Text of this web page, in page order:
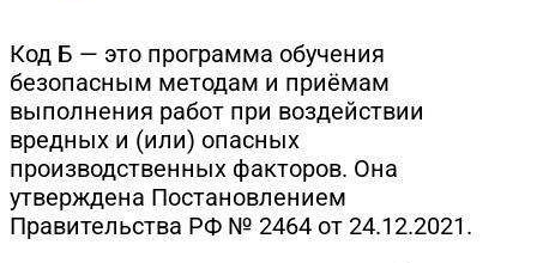
Код Б — это программа обучения
безопасным методам и приёмам
выполнения работ при воздействии
вредных и (или) опасных
производственных факторов. Она
утверждена Постановлением
Правительства РФ № 2464 от 24.12.2021.